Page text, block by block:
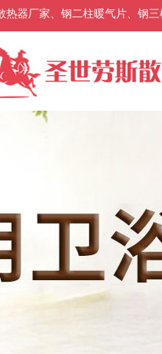
热器厂家、钢二柱暖气片、钢